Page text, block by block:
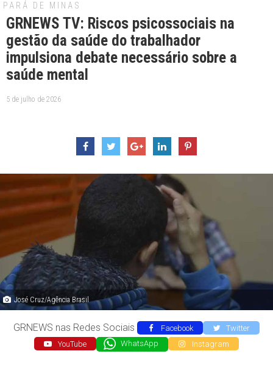
PARÁ DE MINAS
GRNEWS TV: Riscos psicossociais na
gestão da saúde do trabalhador
impulsiona debate necessário sobre a
saúde mental
5 de julho de 2026
José Cruz/Agência Brasil
GRNEWS nas Redes Sociais Facebook
Twitter
YouTube
WhatsApp Instagram